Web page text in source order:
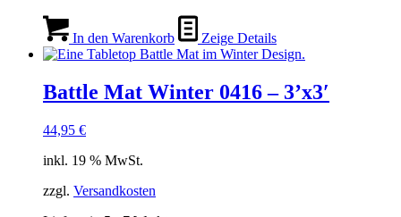
In den Warenkorb Zeige Details
Battle Mat Winter 0416 – 3’x3′
44,95 €
inkl. 19 % MwSt.
zzgl. Versandkosten